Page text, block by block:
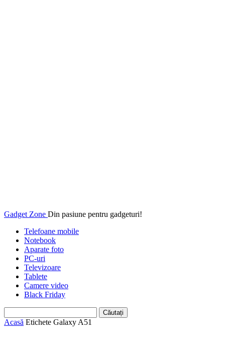
Gadget Zone Din pasiune pentru gadgeturi!
Telefoane mobile
Notebook
Aparate foto
PC-uri
Televizoare
Tablete
Camere video
Black Friday
Acasă Etichete Galaxy A51